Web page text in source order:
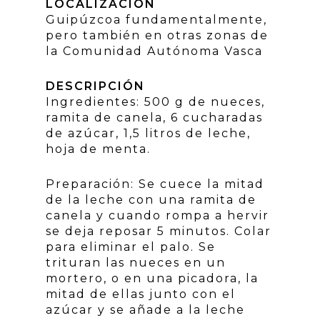
LOCALIZACIÓN
Guipúzcoa fundamentalmente,
pero también en otras zonas de
la Comunidad Autónoma Vasca
DESCRIPCIÓN
Ingredientes: 500 g de nueces,
ramita de canela, 6 cucharadas
de azúcar, 1,5 litros de leche,
hoja de menta.
Preparación: Se cuece la mitad
de la leche con una ramita de
canela y cuando rompa a hervir
se deja reposar 5 minutos. Colar
para eliminar el palo. Se
trituran las nueces en un
mortero, o en una picadora, la
mitad de ellas junto con el
azúcar y se añade a la leche